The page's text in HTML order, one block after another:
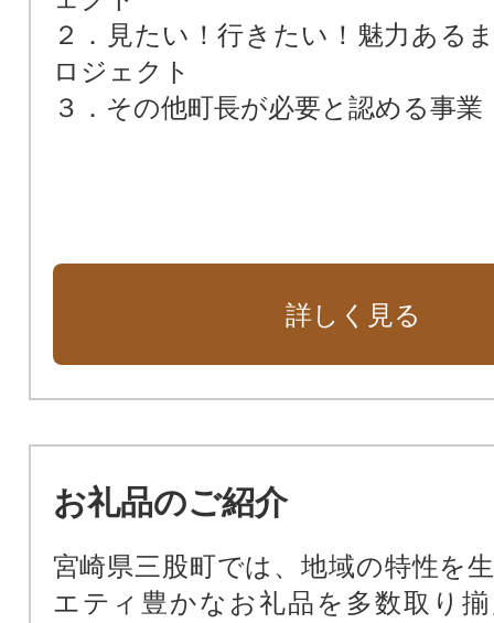
２．見たい！行きたい！魅力ある
ロジェクト
３．その他町長が必要と認める事業
詳しく見る
お礼品のご紹介
宮崎県三股町では、地域の特性を
エティ豊かなお礼品を多数取り